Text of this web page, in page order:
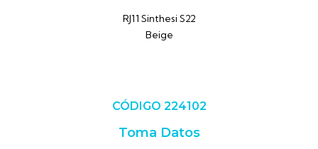
RJ11 Sinthesi S22
Beige
CÓDIGO 224102
Toma Datos